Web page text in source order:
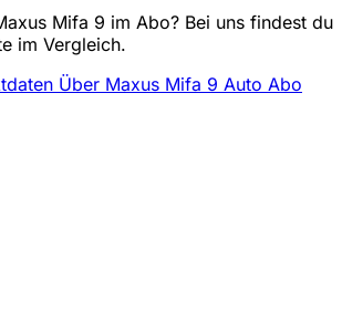
Mifa 9 im Abo? Bei uns findest du
im Vergleich.
Über Maxus Mifa 9 Auto Abo